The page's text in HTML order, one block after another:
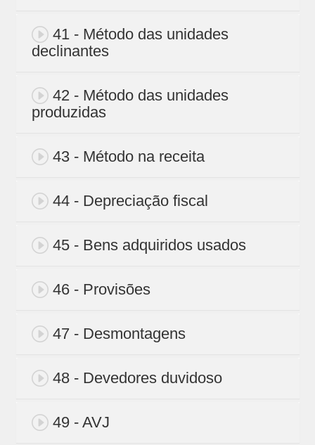
41 - Método das unidades
declinantes
42 - Método das unidades
produzidas
43 - Método na receita
44 - Depreciação fiscal
45 - Bens adquiridos usados
46 - Provisões
47 - Desmontagens
48 - Devedores duvidoso
49 - AVJ